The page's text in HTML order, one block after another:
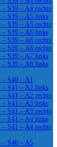
S39 – A4 rechts
S39 – A5 links
S39 – A5 rechts
S39 – A6 links
S39 – A6 rechts
S39 – A6 rechts
S39 – A7 links
S39 – A8 links
S40 – A1
S41 – A2 links
S41 – A2 rechts
S41 – A3 links
S41 – A3 rechts
S41 – A4 links
S41 – A4 rechts
S46 – A5